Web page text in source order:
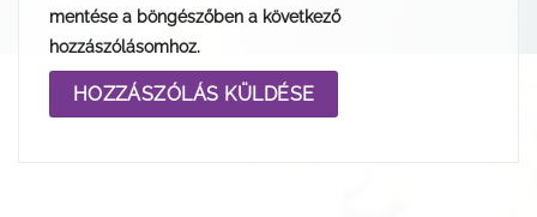
mentése a böngészőben a következő
hozzászólásomhoz.